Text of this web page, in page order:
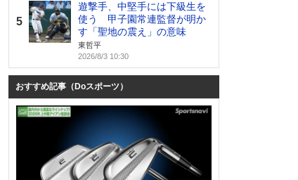
5
遊撃手、中堅手には下級生を
使う 甲子園常連監督が明か
す「聖地の震え」の意味
東哲平
2026/8/3 10:30
おすすめ記事（Doスポーツ）